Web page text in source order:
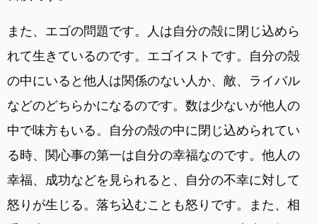
また、エゴの問題です。人は自分の殻に閉じ込めら
れて生きているのです。エゴイストです。自分の殻
の中にいると他人は関係のない人か、敵、ライバル
などのどちらかになるのです。数は少ないが他人の
中で味方もいる。自分の殻の中に閉じ込められてい
る時、関心事の第一は自分の幸福なのです。他人の
幸福、成功などを見られると、自分の不幸に対して
怒りが生じる。落ち込むことも怒りです。また、相